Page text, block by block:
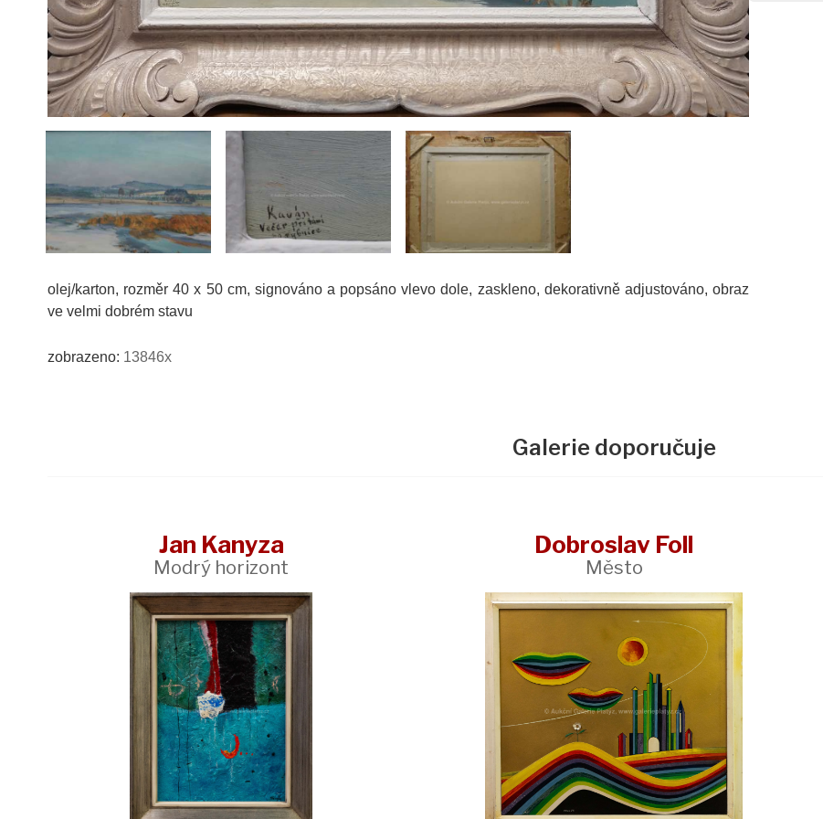
olej/karton, rozměr 40 x 50 cm, signováno a popsáno vlevo dole, zaskleno, dekorativně adjustováno, obraz
ve velmi dobrém stavu
zobrazeno: 13846x
Galerie doporučuje
Jan Kanyza
Modrý horizont
Dobroslav Foll
Město